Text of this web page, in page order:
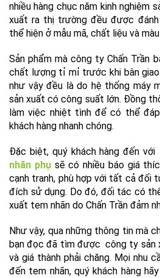
nhiều hàng chục năm kinh nghiệm
xuất ra thị trường đều được
thể hiện ở mẫu mã, chất liệu và
Sản phẩm mà công ty Chấn Trần
chất lượng tỉ mỉ trước khi bàn
như vậy đều là do hệ thống máy
sản xuất có công suất lớn. Đồng
làm việc nhiệt tình để có thể
khách hàng nhanh chóng.
Đặc biệt, quý khách hàng đến với
nhãn phụsẽ có nhiều báo giá
cạnh tranh, phù hợp với tất cả đối
đích sử dụng. Do đó, đối tác có
xuất tem nhãn do Chấn Trần đảm
Như vậy, qua những thông tin mà
bạn đọc đã tìm được công ty sản
và giá thành phải chăng. Mọi nhu
đến tem nhãn, quý khách hàng